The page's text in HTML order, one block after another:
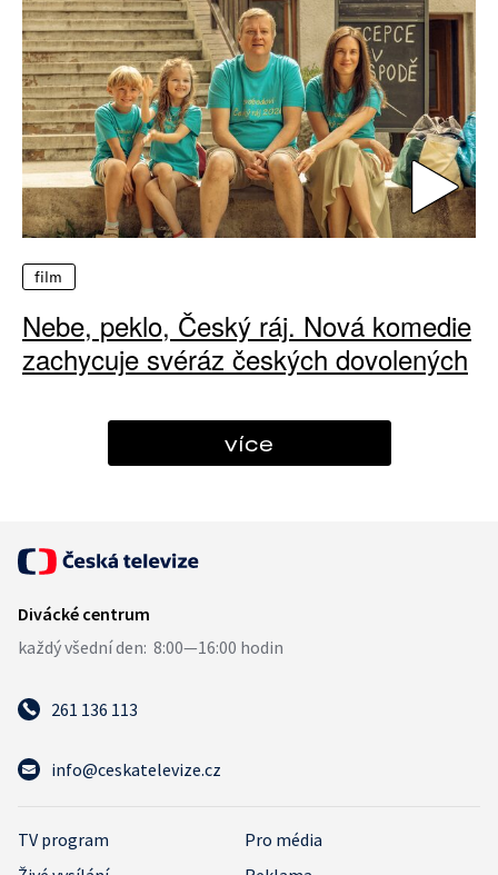
film
Nebe, peklo, Český ráj. Nová komedie
zachycuje svéráz českých dovolených
více
261 136 113
info@ceskatelevize.cz
TV program
Pro média